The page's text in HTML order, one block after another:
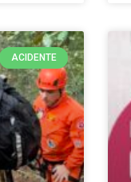
ACIDENTE